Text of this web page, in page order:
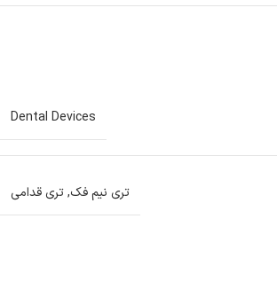
Dental Devices
تری نیم فک,تری قدامی